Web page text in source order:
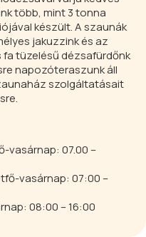
több, mint 3 tonna
készült. A szaunák
jakuzzink és az
tüzelésű dézsafürdőnk
napozóteraszunk áll
szolgáltatásait
vasárnap: 07.00 –
vasárnap: 07:00 –
08:00 – 16:00